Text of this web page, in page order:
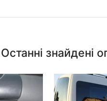
Останні знайдені